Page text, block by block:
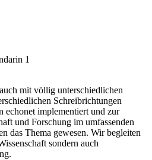
1
mit völlig unterschiedlichen
Schreibrichtungen
echonet implementiert und zur
und Forschung im umfassenden
das Thema gewesen. Wir begleiten
sondern auch